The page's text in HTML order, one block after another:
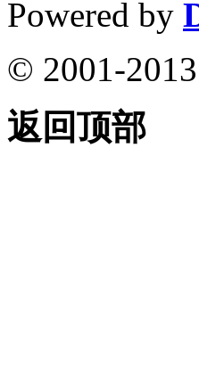
Powered by
© 2001-2013
返回顶部